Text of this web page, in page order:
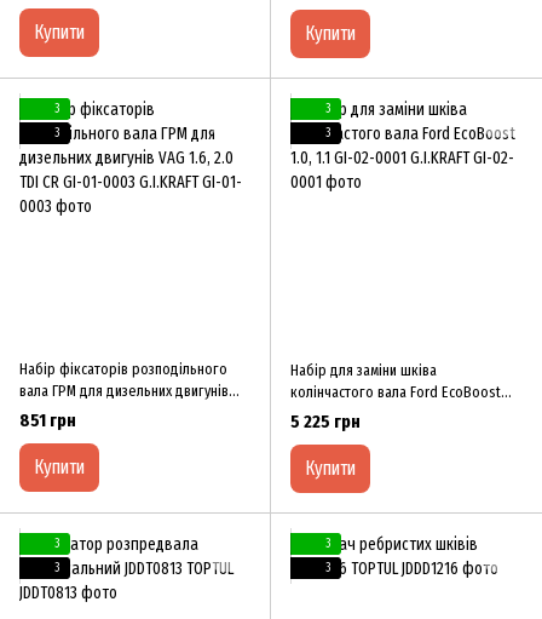
Купити Купити
3
3
Набір фіксаторів розподільного
вала ГРМ для дизельних двигунів
VAG 1.6, 2.0 TDI CR GI-01-0003
G.I.KRAFT
851 грн
Купити
3
3
Набір для заміни шківа
колінчастого вала Ford EcoBoost
1.0, 1.1 GI-02-0001 G.I.KRAFT
5 225 грн
Купити
3
3
3
3